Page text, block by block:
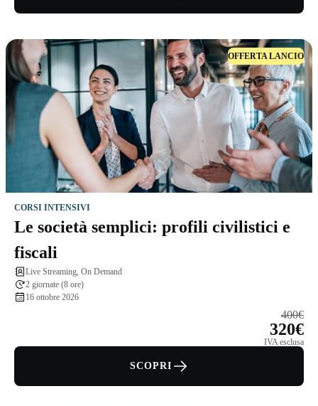
OFFERTA LANCIO
CORSI INTENSIVI
Le società semplici: profili civilistici e
fiscali
Live Streaming, On Demand
2 giornate (8 ore)
16 ottobre 2026
400€
320€
IVA esclusa
SCOPRI